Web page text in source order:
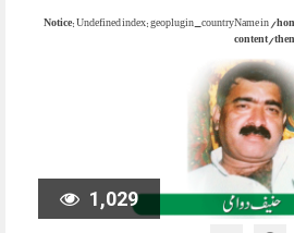
Notice: Undefined index: geoplugin_countryName in /
content/
1,029